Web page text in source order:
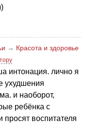
→ Красота и здоровье
интонация. лично я
ухудшения
и наоборот,
ребёнка с
воспитателя